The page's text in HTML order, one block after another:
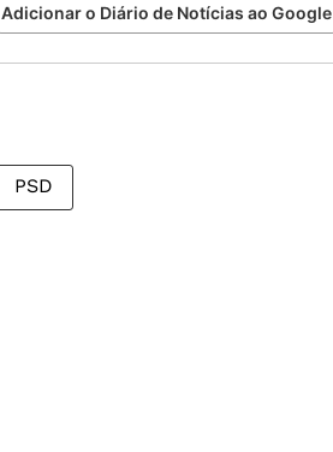
Adicionar o Diário de Notícias ao Google
PSD